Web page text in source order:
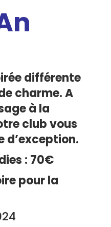
différente
charme. A
à la
club vous
d’exception.
: 70€
pour la